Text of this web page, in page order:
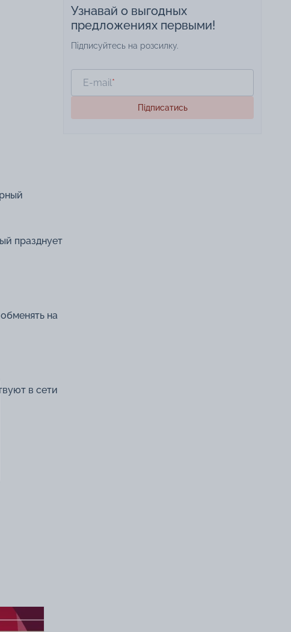
празднует
на
в сети
Узнавай о выгодных
предложениях первыми!
Підписуйтесь на розсилку.
E-mail*
Підписатись